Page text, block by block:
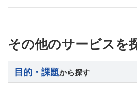
その他のサービスを
目的・課題から探す